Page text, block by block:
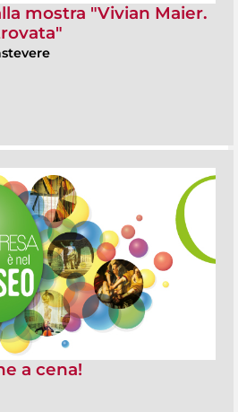
mostra "Vivian Maier.
a cena!